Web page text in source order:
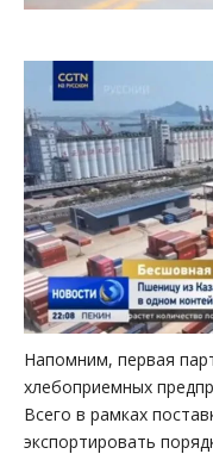
Напомним, первая
хлебоприемных
Всего в рамках
экспортировать